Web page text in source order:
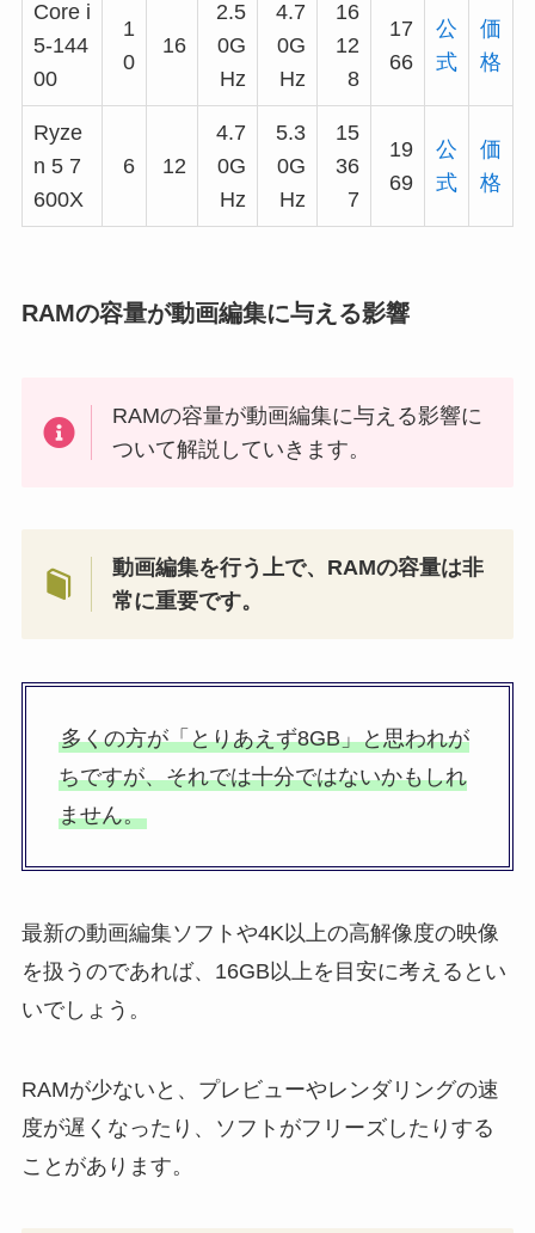
Core i
5-144
00
1
0
16
2.5
0G
Hz
4.7
0G
Hz
16
12
8
17
66
公
式
価
格
Ryze
n 5 7
600X
6 12
4.7
0G
Hz
5.3
0G
Hz
15
36
7
19
69
公
式
価
格
RAMの容量が動画編集に与える影響
RAMの容量が動画編集に与える影響に
ついて解説していきます。
動画編集を行う上で、RAMの容量は非
常に重要です。
多くの方が「とりあえず8GB」と思われが
ちですが、それでは十分ではないかもしれ
ません。
最新の動画編集ソフトや4K以上の高解像度の映像
を扱うのであれば、16GB以上を目安に考えるとい
いでしょう。
RAMが少ないと、プレビューやレンダリングの速
度が遅くなったり、ソフトがフリーズしたりする
ことがあります。